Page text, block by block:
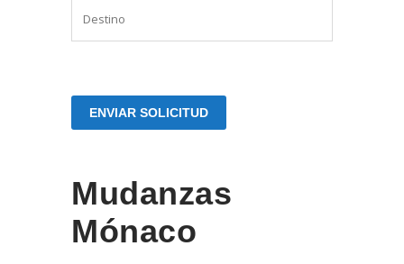
Mudanzas
Mónaco